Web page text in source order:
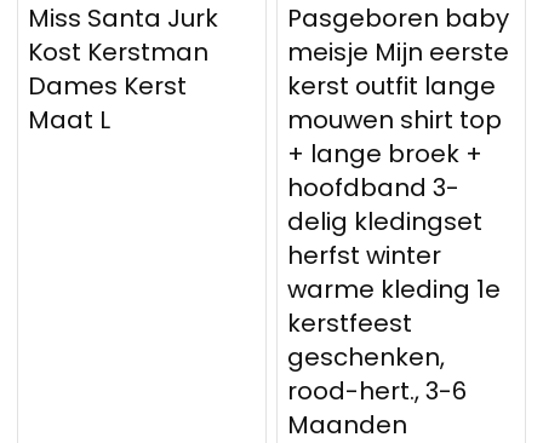
Miss Santa Jurk
Kost Kerstman
Dames Kerst
Maat L
Pasgeboren baby
meisje Mijn eerste
kerst outfit lange
mouwen shirt top
+ lange broek +
hoofdband 3-
delig kledingset
herfst winter
warme kleding 1e
kerstfeest
geschenken,
rood-hert., 3-6
Maanden